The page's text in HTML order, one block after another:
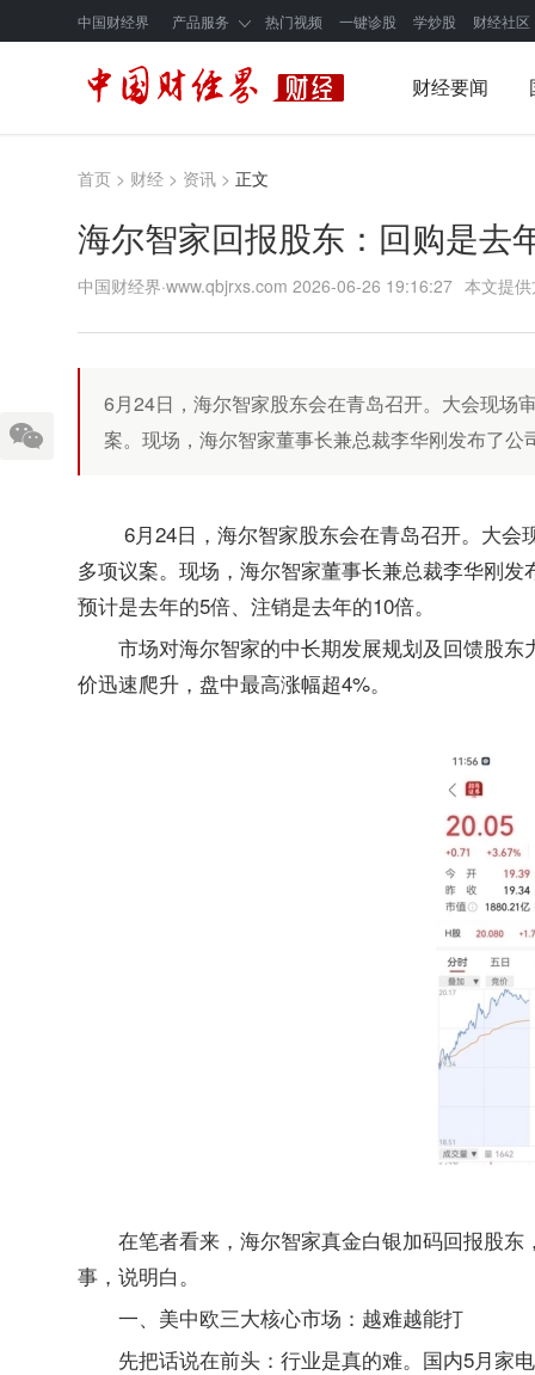
中国财经界 产品服务 热门视频 一键诊股 学炒股 财经社区
财经要闻
首页 > 财经 > 资讯 > 正文
海尔智家回报股东：回购是去
中国财经界·www.qbjrxs.com 2026-06-26 19:16:27 本文提
6月24日，海尔智家股东会在青岛召开。大会现场
案。现场，海尔智家董事长兼总裁李华刚发布了公
6月24日，海尔智家股东会在青岛召开。大
多项议案。现场，海尔智家董事长兼总裁李华刚
预计是去年的5倍、注销是去年的10倍。
市场对海尔智家的中长期发展规划及回馈股
价迅速爬升，盘中最高涨幅超4%。
在笔者看来，海尔智家真金白银加码回报股
事，说明白。
一、美中欧三大核心市场：越难越能打
先把话说在前头：行业是真的难。国内5月家